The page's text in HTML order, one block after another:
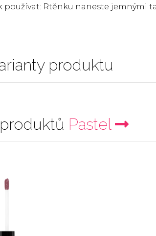
používat: Rtěnku naneste jemnými
produktu
Pastel